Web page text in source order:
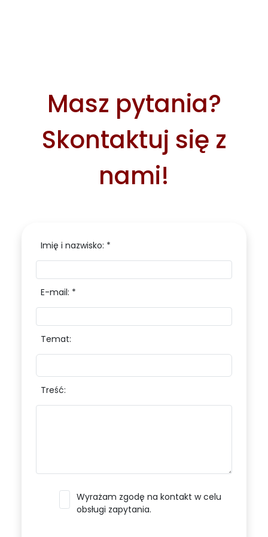
Masz pytania?
Skontaktuj się z
nami!
Imię i nazwisko: *
E-mail: *
Temat:
Treść:
Wyrażam zgodę na kontakt w celu
obsługi zapytania.